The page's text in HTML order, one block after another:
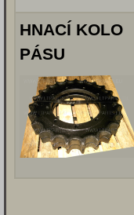
HNACÍ KOLO
PÁSU